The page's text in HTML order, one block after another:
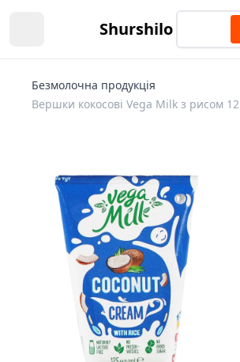
Shurshilo
Безмолочна продукція
Вершки кокосові Vega Milk з рисом